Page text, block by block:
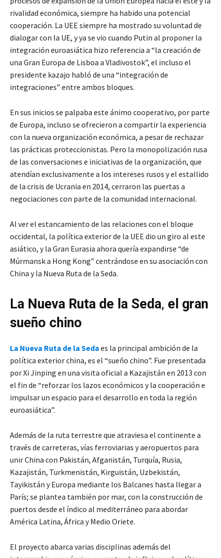
rivalidad económica, siempre ha habido una potencial
cooperación. La UEE siempre ha mostrado su voluntad de
dialogar con la UE, y ya se vio cuando Putin al proponer la
integración euroasiática hizo referencia a “la creación de
una Gran Europa de Lisboa a Vladivostok”, el incluso el
presidente kazajo habló de una “integración de
integraciones” entre ambos bloques.
En sus inicios se palpaba este ánimo cooperativo, por parte
de Europa, incluso se ofrecieron a compartir la experiencia
con la nueva organización económica, a pesar de rechazar
las prácticas proteccionistas. Pero la monopolización rusa
de las conversaciones e iniciativas de la organización, que
atendían exclusivamente a los intereses rusos y el estallido
de la crisis de Ucrania en 2014, cerraron las puertas a
negociaciones con parte de la comunidad internacional.
Al ver el estancamiento de las relaciones con el bloque
occidental, la política exterior de la UEE dio un giro al este
asiático, y la Gran Eurasia ahora quería expandirse “de
Múrmansk a Hong Kong” centrándose en su asociación con
China y la Nueva Ruta de la Seda.
La Nueva Ruta de la Seda, el gran
sueño chino
La Nueva Ruta de la Seda es la principal ambición de la
política exterior china, es el “sueño chino”. Fue presentada
por Xi Jinping en una visita oficial a Kazajistán en 2013 con
el fin de “reforzar los lazos económicos y la cooperación e
impulsar un espacio para el desarrollo en toda la región
euroasiática”.
Además de la ruta terrestre que atraviesa el continente a
través de carreteras, vías ferroviarias y aeropuertos para
unir China con Pakistán, Afganistán, Turquía, Rusia,
Kazajistán, Turkmenistán, Kirguistán, Uzbekistán,
Tayikistán y Europa mediante los Balcanes hasta llegar a
París; se plantea también por mar, con la construcción de
puertos desde el índico al mediterráneo para abordar
América Latina, África y Medio Oriete.
El proyecto abarca varias disciplinas además del